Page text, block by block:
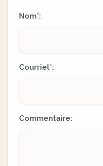
Nom*:
Courriel*:
Commentaire: